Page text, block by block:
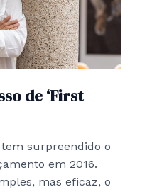
de ‘First
tem surpreendido o
em 2016.
mas eficaz, o